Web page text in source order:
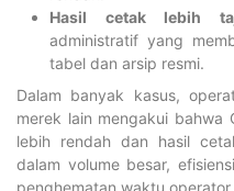
Hasil cetak lebih
administratif yang
tabel dan arsip resmi.
Dalam banyak kasus,
merek lain mengakui
lebih rendah dan hasil
dalam volume besar,
penghematan waktu operator.